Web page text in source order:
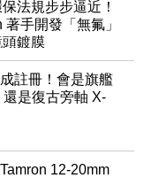
法規步步逼近！
著手開發「無氟」
鍍膜
註冊！會是旗艦
是復古旁軸 X-
12-20mm